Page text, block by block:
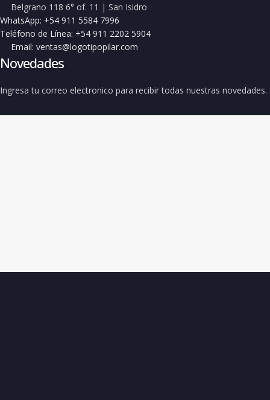
Belgrano 118 6° of. 11 | San Isidro
WhatsApp: +54 911 5584 7996
Teléfono de Línea: +54 911 2202 5904
Email: ventas@logotipopilar.com
Novedades
Ingresa tu correo electronico para recibir todas nuestras novedades.